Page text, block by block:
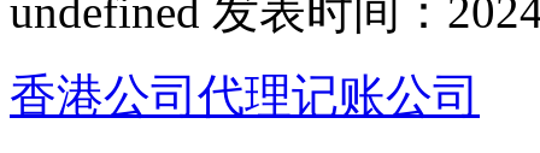
undefined 发表时间：
香港公司代理记账公司